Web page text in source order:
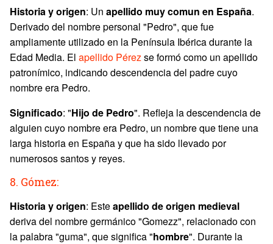
Historia y origen: Un apellido muy comun en España.
Derivado del nombre personal "Pedro", que fue
ampliamente utilizado en la Península Ibérica durante la
Edad Media. El apellido Pérezse formó como un apellido
patronímico, indicando descendencia del padre cuyo
nombre era Pedro.
Significado: "Hijo de Pedro". Refleja la descendencia de
alguien cuyo nombre era Pedro, un nombre que tiene una
larga historia en España y que ha sido llevado por
numerosos santos y reyes.
8. Gómez:
Historia y origen: Esteapellido de origen medieval
deriva del nombre germánico "Gomezz", relacionado con
la palabra "guma", que significa "hombre". Durante la